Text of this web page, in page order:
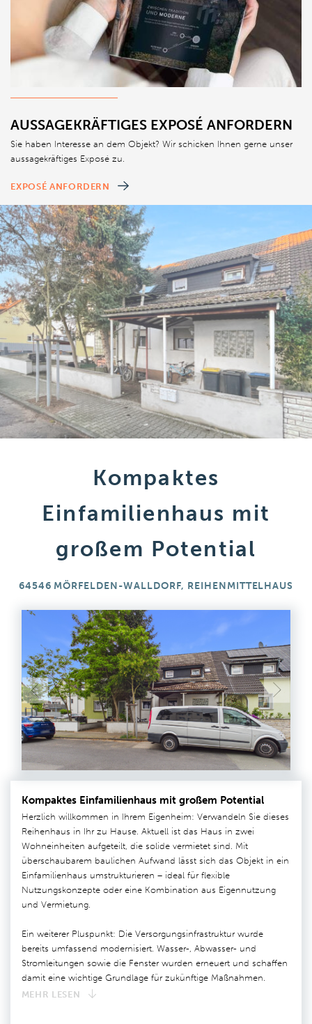
AUSSAGEKRÄFTIGES EXPOSÉ ANFORDERN
Sie haben Interesse an dem Objekt? Wir schicken Ihnen gerne unser
aussagekräftiges Exposé zu.
EXPOSÉ ANFORDERN
Kompaktes
Einfamilienhaus mit
großem Potential
64546 MÖRFELDEN-WALLDORF, REIHENMITTELHAUS
Kompaktes Einfamilienhaus mit großem Potential
Herzlich willkommen in Ihrem Eigenheim: Verwandeln Sie dieses
Reihenhaus in Ihr zu Hause. Aktuell ist das Haus in zwei
Wohneinheiten aufgeteilt, die solide vermietet sind. Mit
überschaubarem baulichen Aufwand lässt sich das Objekt in ein
Einfamilienhaus umstrukturieren – ideal für flexible
Nutzungskonzepte oder eine Kombination aus Eigennutzung
und Vermietung.
Ein weiterer Pluspunkt: Die Versorgungsinfrastruktur wurde
bereits umfassend modernisiert. Wasser-, Abwasser- und
Stromleitungen sowie die Fenster wurden erneuert und schaffen
damit eine wichtige Grundlage für zukünftige Maßnahmen.
MEHR LESEN